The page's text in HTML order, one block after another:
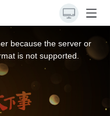
because the server or
is not supported.